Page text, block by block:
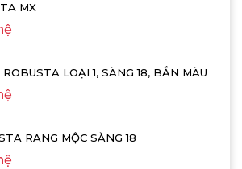
MX
LOẠI 1, SÀNG 18, BẮN MÀU
RANG MỘC SÀNG 18